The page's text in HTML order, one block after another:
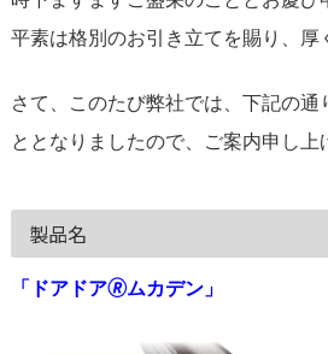
平素は格別のお引き立てを賜り、厚
さて、このたび弊社では、下記の通
ととなりましたので、ご案内申し上
製品名
「ドアドア🄬ムカデン」